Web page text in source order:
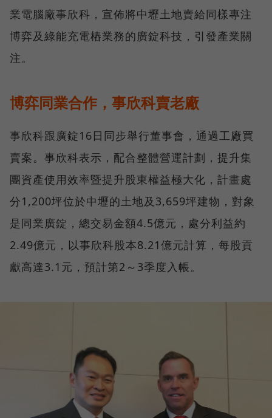
業電腦廠事欣科，宣佈將中壢土地賣給同樣專注
博弈及綠能充電樁業務的廣錠科技，引發產業關
注。
博弈同業合作，事欣科賣老廠
事欣科跟廣錠16日同步舉行董事會，通過工廠買
賣案。事欣科表示，配合整體營運計劃，提升集
團資產使用效率暨提升股東權益極大化，計畫處
分1,200坪位於中壢的土地及3,659坪建物，對象
是同業廣錠，總交易金額4.5億元，處分利益約
2.49億元，以事欣科股本8.21億元計算，每股貢
獻高達3.1元，預計第2～3季度入帳。